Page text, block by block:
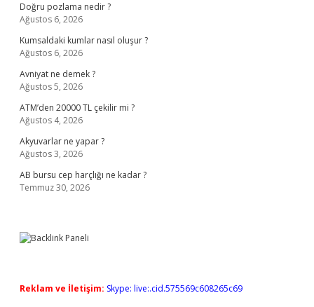
Doğru pozlama nedir ?
Ağustos 6, 2026
Kumsaldaki kumlar nasıl oluşur ?
Ağustos 6, 2026
Avniyat ne demek ?
Ağustos 5, 2026
ATM’den 20000 TL çekilir mi ?
Ağustos 4, 2026
Akyuvarlar ne yapar ?
Ağustos 3, 2026
AB bursu cep harçlığı ne kadar ?
Temmuz 30, 2026
Reklam ve İletişim: Skype: live:.cid.575569c608265c69